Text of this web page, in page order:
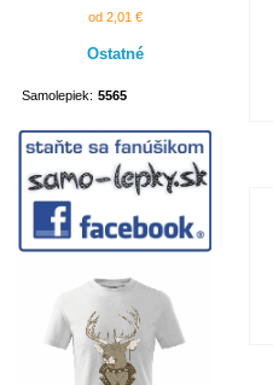
od 2,01 €
Ostatné
Samolepiek: 5565